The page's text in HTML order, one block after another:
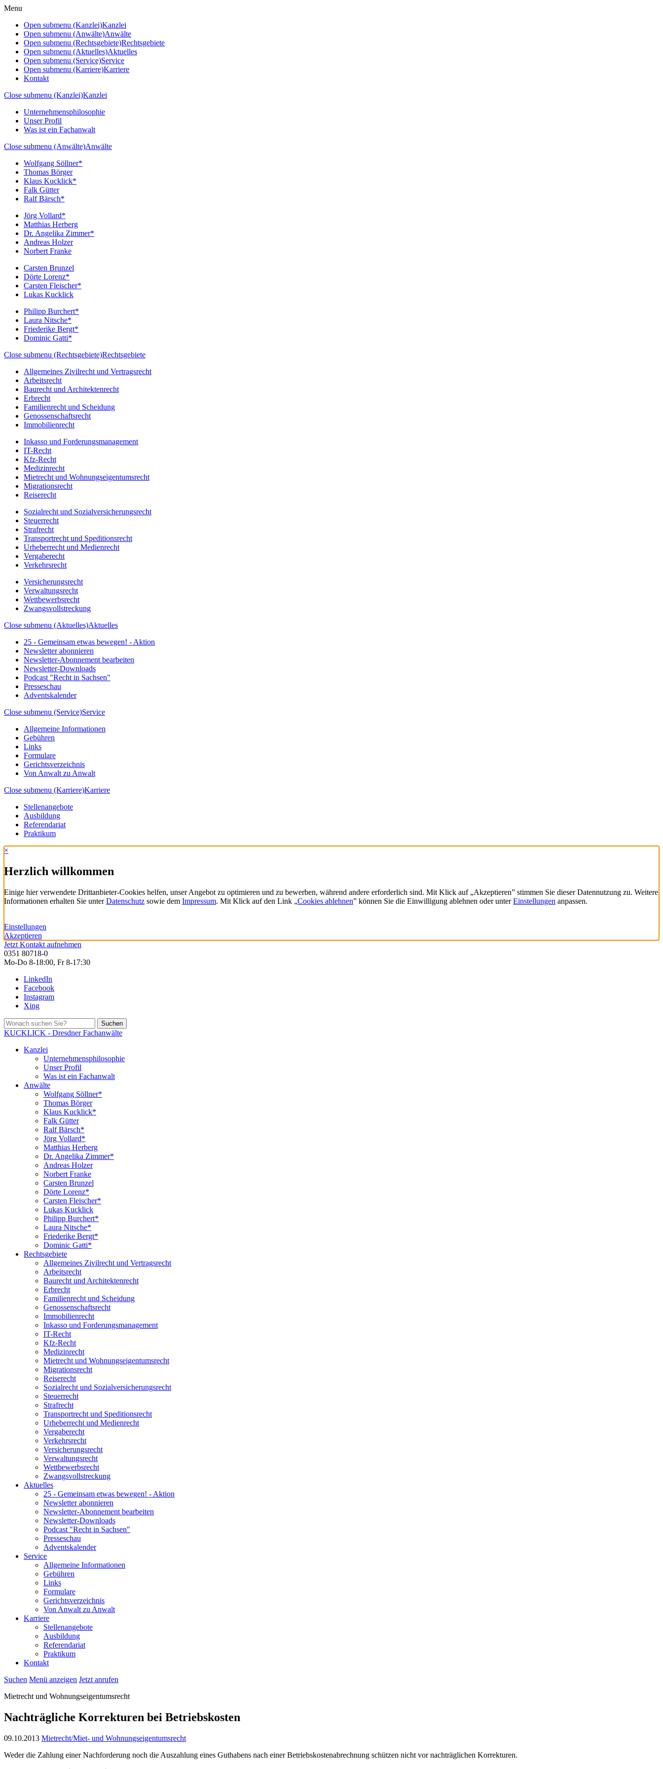
Menu
Open submenu (Kanzlei)Kanzlei
Open submenu (Anwälte)Anwälte
Open submenu (Rechtsgebiete)Rechtsgebiete
Open submenu (Aktuelles)Aktuelles
Open submenu (Service)Service
Open submenu (Karriere)Karriere
Kontakt
Close submenu (Kanzlei)Kanzlei
Unternehmensphilosophie
Unser Profil
Was ist ein Fachanwalt
Close submenu (Anwälte)Anwälte
Wolfgang Söllner*
Thomas Börger
Klaus Kucklick*
Falk Gütter
Ralf Bärsch*
Jörg Vollard*
Matthias Herberg
Dr. Angelika Zimmer*
Andreas Holzer
Norbert Franke
Carsten Brunzel
Dörte Lorenz*
Carsten Fleischer*
Lukas Kucklick
Philipp Burchert*
Laura Nitsche*
Friederike Bergt*
Dominic Gatti*
Close submenu (Rechtsgebiete)Rechtsgebiete
Allgemeines Zivilrecht und Vertragsrecht
Arbeitsrecht
Baurecht und Architektenrecht
Erbrecht
Familienrecht und Scheidung
Genossenschaftsrecht
Immobilienrecht
Inkasso und Forderungsmanagement
IT-Recht
Kfz-Recht
Medizinrecht
Mietrecht und Wohnungseigentumsrecht
Migrationsrecht
Reiserecht
Sozialrecht und Sozialversicherungsrecht
Steuerrecht
Strafrecht
Transportrecht und Speditionsrecht
Urheberrecht und Medienrecht
Vergaberecht
Verkehrsrecht
Versicherungsrecht
Verwaltungsrecht
Wettbewerbsrecht
Zwangsvollstreckung
Close submenu (Aktuelles)Aktuelles
25 - Gemeinsam etwas bewegen! - Aktion
Newsletter abonnieren
Newsletter-Abonnement bearbeiten
Newsletter-Downloads
Podcast "Recht in Sachsen"
Presseschau
Adventskalender
Close submenu (Service)Service
Allgemeine Informationen
Gebühren
Links
Formulare
Gerichtsverzeichnis
Von Anwalt zu Anwalt
Close submenu (Karriere)Karriere
Stellenangebote
Ausbildung
Referendariat
Praktikum
×
Herzlich willkommen
Einige hier verwendete Drittanbieter-Cookies helfen, unser Angebot zu optimieren und zu bewerben, während andere erforderlich sind. Mit Klick auf „Akzeptieren” stimmen Sie dieser Datennutzung zu. Weitere
Informationen erhalten Sie unterDatenschutz sowie dem Impressum. Mit Klick auf den Link „Cookies ablehnen” können Sie die Einwilligung ablehnen oder unterEinstellungen anpassen.
Einstellungen
Akzeptieren
Jetzt Kontakt aufnehmen
0351 80718-0
Mo-Do 8-18:00, Fr 8-17:30
LinkedIn
Facebook
Instagram
Xing
Suchen
KUCKLICK - Dresdner Fachanwälte
Kanzlei
Unternehmensphilosophie
Unser Profil
Was ist ein Fachanwalt
Anwälte
Wolfgang Söllner*
Thomas Börger
Klaus Kucklick*
Falk Gütter
Ralf Bärsch*
Jörg Vollard*
Matthias Herberg
Dr. Angelika Zimmer*
Andreas Holzer
Norbert Franke
Carsten Brunzel
Dörte Lorenz*
Carsten Fleischer*
Lukas Kucklick
Philipp Burchert*
Laura Nitsche*
Friederike Bergt*
Dominic Gatti*
Rechtsgebiete
Allgemeines Zivilrecht und Vertragsrecht
Arbeitsrecht
Baurecht und Architektenrecht
Erbrecht
Familienrecht und Scheidung
Genossenschaftsrecht
Immobilienrecht
Inkasso und Forderungsmanagement
IT-Recht
Kfz-Recht
Medizinrecht
Mietrecht und Wohnungseigentumsrecht
Migrationsrecht
Reiserecht
Sozialrecht und Sozialversicherungsrecht
Steuerrecht
Strafrecht
Transportrecht und Speditionsrecht
Urheberrecht und Medienrecht
Vergaberecht
Verkehrsrecht
Versicherungsrecht
Verwaltungsrecht
Wettbewerbsrecht
Zwangsvollstreckung
Aktuelles
25 - Gemeinsam etwas bewegen! - Aktion
Newsletter abonnieren
Newsletter-Abonnement bearbeiten
Newsletter-Downloads
Podcast "Recht in Sachsen"
Presseschau
Adventskalender
Service
Allgemeine Informationen
Gebühren
Links
Formulare
Gerichtsverzeichnis
Von Anwalt zu Anwalt
Karriere
Stellenangebote
Ausbildung
Referendariat
Praktikum
Kontakt
Suchen Menü anzeigen Jetzt anrufen
Mietrecht und Wohnungseigentumsrecht
Nachträgliche Korrekturen bei Betriebskosten
09.10.2013 Mietrecht/Miet- und Wohnungseigentumsrecht
Weder die Zahlung einer Nachforderung noch die Auszahlung eines Guthabens nach einer Betriebskostenabrechnung schützen nicht vor nachträglichen Korrekturen.